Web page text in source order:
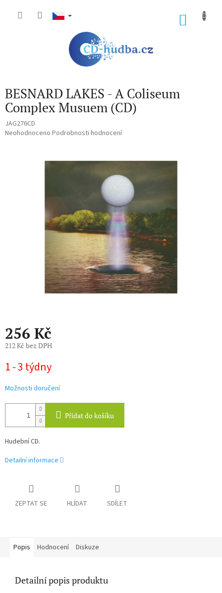
BESNARD LAKES - A Coliseum
Complex Musuem (CD)
JAG276CD
Průměrné
Neohodnoceno Podrobnosti hodnocení
256 Kč
212 Kč bez DPH
cena:
1 - 3 týdny
Možnosti doručení
Přidat do košíku
Hudební CD.
Detailní informace
ZEPTAT SE HLÍDAT SDÍLET
Popis Hodnocení Diskuze
Detailní popis produktu